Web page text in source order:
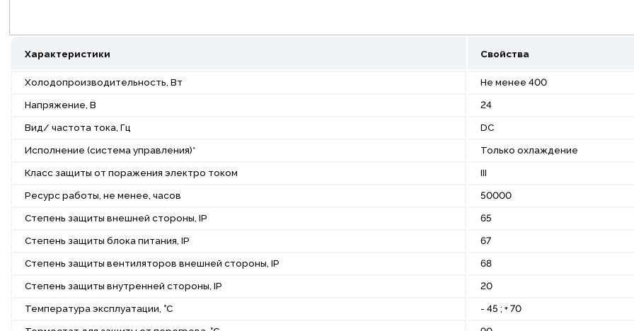
Характеристики Свойства
Холодопроизводительность, Вт
Не менее 400
Напряжение, В
24
Вид/ частота тока, Гц
DC
Исполнение (система управления)*
Только охлаждение
Класс защиты от поражения электро током
III
Ресурс работы, не менее, часов
50000
Степень защиты внешней стороны, IP
65
Степень защиты блока питания, IP
67
Степень защиты вентиляторов внешней стороны, IP
68
Степень защиты внутренней стороны, IP
20
Температура эксплуатации, °С
- 45 ; + 70